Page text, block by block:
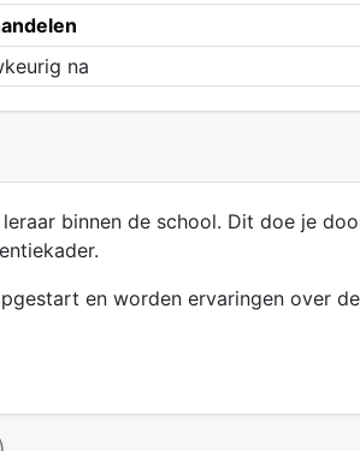
na
binnen de school. Dit doe je
en worden ervaringen over